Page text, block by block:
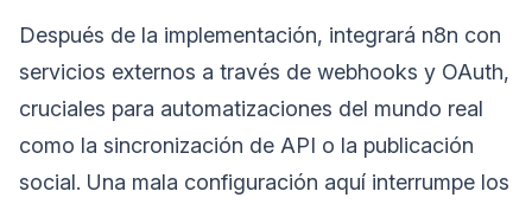
Después de la implementación, integrará n8n con
servicios externos a través de webhooks y OAuth,
cruciales para automatizaciones del mundo real
como la sincronización de API o la publicación
social. Una mala configuración aquí interrumpe los